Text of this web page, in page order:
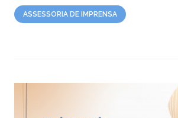
ASSESSORIA DE IMPRENSA